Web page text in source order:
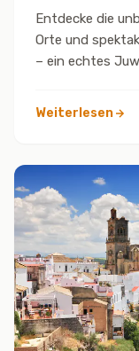
Entdecke die
Orte und
– ein echtes
Weiterlesen